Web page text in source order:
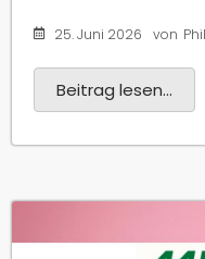
25. Juni 2026 von
Beitrag lesen...